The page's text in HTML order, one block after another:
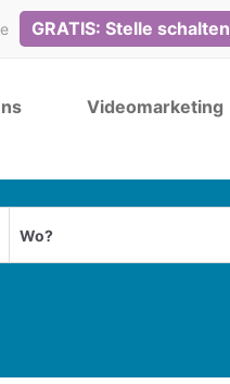
GRATIS: Stelle schalten
Videomarketing